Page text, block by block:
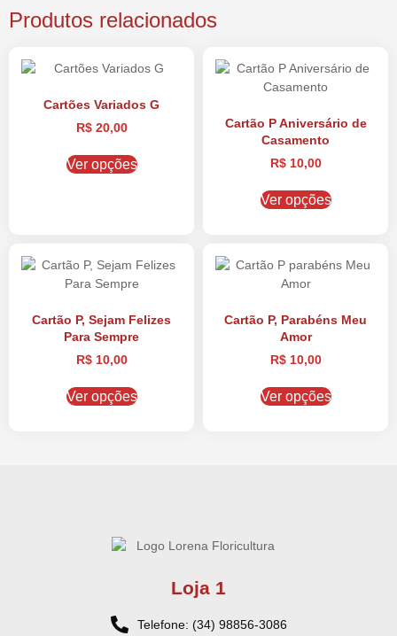
Produtos relacionados
Cartões Variados G
R$20,00
Ver opções
Cartão P Aniversário de
Casamento
R$10,00
Ver opções
Cartão P, Sejam Felizes
Para Sempre
R$10,00
Ver opções
Cartão P, Parabéns Meu
Amor
R$10,00
Ver opções
Loja 1
Telefone: (34) 98856-3086